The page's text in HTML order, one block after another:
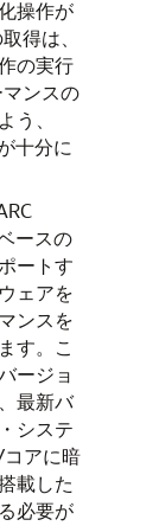
操作が
得は、
の実行
ンスの
う、
十分に
ースの
ートす
ェアを
ンスを
す。こ
ージョ
最新バ
システ
アに暗
載した
必要が